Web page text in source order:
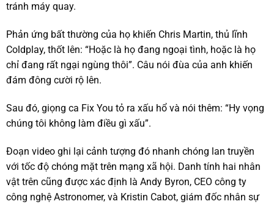
tránh máy quay.
Phản ứng bất thường của họ khiến Chris Martin, thủ lĩnh
Coldplay, thốt lên: “Hoặc là họ đang ngoại tình, hoặc là họ
chỉ đang rất ngại ngùng thôi”. Câu nói đùa của anh khiến
đám đông cười rộ lên.
Sau đó, giọng ca Fix You tỏ ra xấu hổ và nói thêm: “Hy vọng
chúng tôi không làm điều gì xấu”.
Đoạn video ghi lại cảnh tượng đó nhanh chóng lan truyền
với tốc độ chóng mặt trên mạng xã hội. Danh tính hai nhân
vật trên cũng được xác định là Andy Byron, CEO công ty
công nghệ Astronomer, và Kristin Cabot, giám đốc nhân sự